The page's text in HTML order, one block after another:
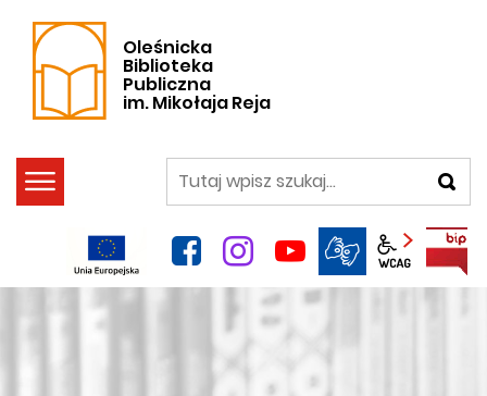
Oleśnicka
Biblioteka
Publiczna
im. Mikołaja Reja
szukaj
facebookinstagram
YouTube
Panel